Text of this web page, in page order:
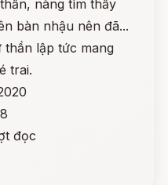
nàng tìm thấy
bàn nhậu nên đã...
lập tức mang
trai.
đọc